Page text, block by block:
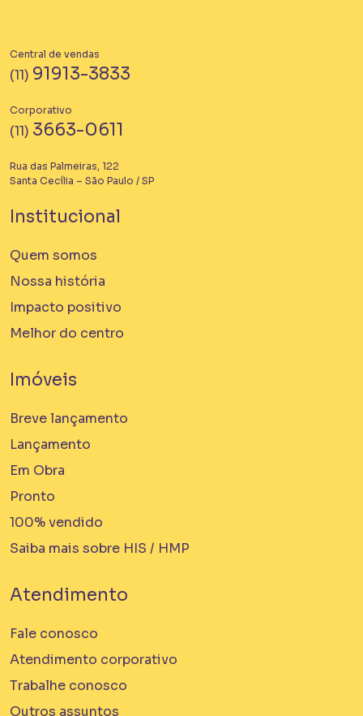
Central de vendas
(11) 91913-3833
Corporativo
(11) 3663-0611
Rua das Palmeiras, 122
Santa Cecília – São Paulo / SP
Institucional
Quem somos
Nossa história
Impacto positivo
Melhor do centro
Imóveis
Breve lançamento
Lançamento
Em Obra
Pronto
100% vendido
Saiba mais sobre HIS / HMP
Atendimento
Fale conosco
Atendimento corporativo
Trabalhe conosco
Outros assuntos